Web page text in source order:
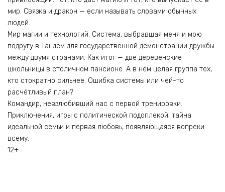
мир. Связка и дракон — если называть словами обычных
людей.
Мир магии и технологий. Система, выбравшая меня и мою
подругу в Тандем для государственной демонстрации дружбы
между двумя странами. Как итог — две деревенские
школьницы в столичном пансионе. А в нём целая группа тех,
кто стократно сильнее. Ошибка системы или чей-то
расчётливый план?
Командир, невзлюбивший нас с первой тренировки.
Приключения, игры с политической подоплекой, тайна
идеальной семьи и первая любовь, появляющаяся вопреки
всему.
12+